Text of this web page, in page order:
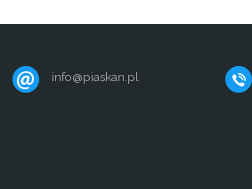
info@piaskan.pl